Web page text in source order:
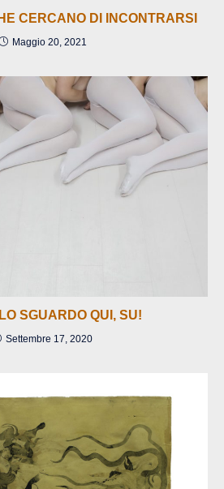
CERCANO DI INCONTRARSI
Maggio 20, 2021
SGUARDO QUI, SU!
Settembre 17, 2020